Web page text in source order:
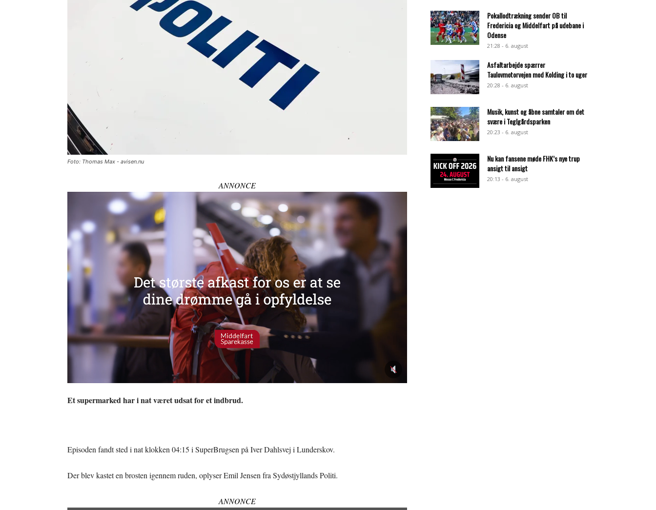
Foto: Thomas Max - avisen.nu
ANNONCE
Et supermarked har i nat været udsat for et indbrud.
Episoden fandt sted i nat klokken 04:15 i SuperBrugsen på Iver Dahlsvej i Lunderskov.
Der blev kastet en brosten igennem ruden, oplyser Emil Jensen fra Sydøstjyllands Politi.
ANNONCE
Pokallodtrækning sender OB til
Fredericia og Middelfart på udebane i
Odense
21:28 - 6. august
Asfaltarbejde spærrer
Taulovmotorvejen mod Kolding i to uger
20:28 - 6. august
Musik, kunst og åbne samtaler om det
svære i Teglgårdsparken
20:23 - 6. august
Nu kan fansene møde FHK’s nye trup
ansigt til ansigt
20:13 - 6. august